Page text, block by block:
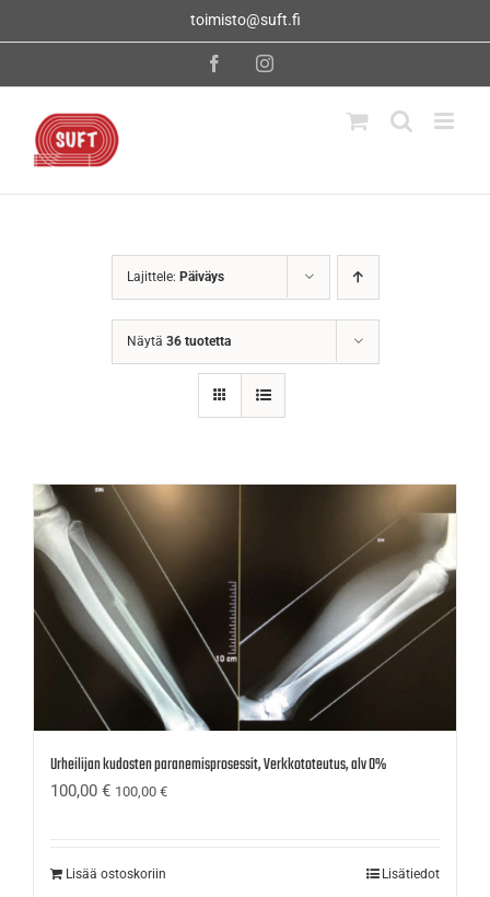
toimisto@suft.fi
FacebookInstagram
Lajittele: Päiväys
Näytä 36 tuotetta
Urheilijan kudosten paranemisprosessit, Verkkototeutus, alv 0%
100,00 € 100,00 €
Lisää ostoskoriin Lisätiedot